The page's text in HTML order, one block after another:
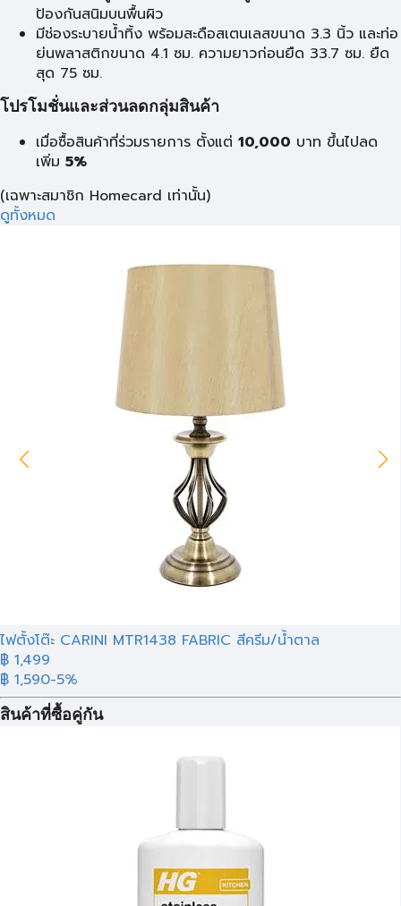
ป้องกันสนิมบนพื้นผิว
มีช่องระบายน้ำทิ้ง พร้อมสะดือสเตนเลสขนาด 3.3 นิ้ว และท่อ
ย่นพลาสติกขนาด 4.1 ซม. ความยาวก่อนยืด 33.7 ซม. ยืด
สุด 75 ซม.
โปรโมชั่นและส่วนลดกลุ่มสินค้า
เมื่อซื้อสินค้าที่ร่วมรายการ ตั้งแต่ 10,000 บาท ขึ้นไปลด
เพิ่ม 5%
(เฉพาะสมาชิก Homecard เท่านั้น)
ดูทั้งหมด
ไฟตั้งโต๊ะ CARINI MTR1438 FABRIC สีครีม/น้ำตาล
฿ 1,499
฿ 1,590-5%
สินค้าที่ซื้อคู่กัน